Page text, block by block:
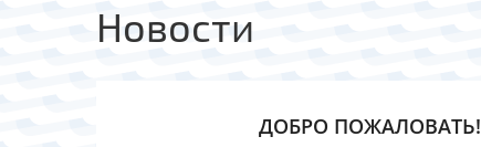
Новости
ДОБРО ПОЖАЛОВАТЬ!